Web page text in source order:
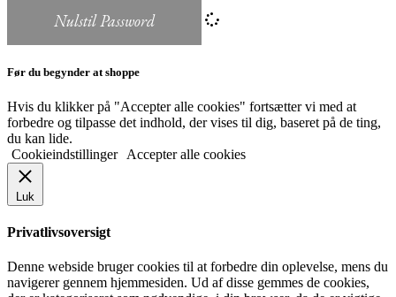
Nulstil Password
Før du begynder at shoppe
Hvis du klikker på "Accepter alle cookies" fortsætter vi med at
forbedre og tilpasse det indhold, der vises til dig, baseret på de ting,
du kan lide.
Cookieindstillinger
Accepter alle cookies
Luk
Privatlivsoversigt
Denne webside bruger cookies til at forbedre din oplevelse, mens du
navigerer gennem hjemmesiden. Ud af disse gemmes de cookies,